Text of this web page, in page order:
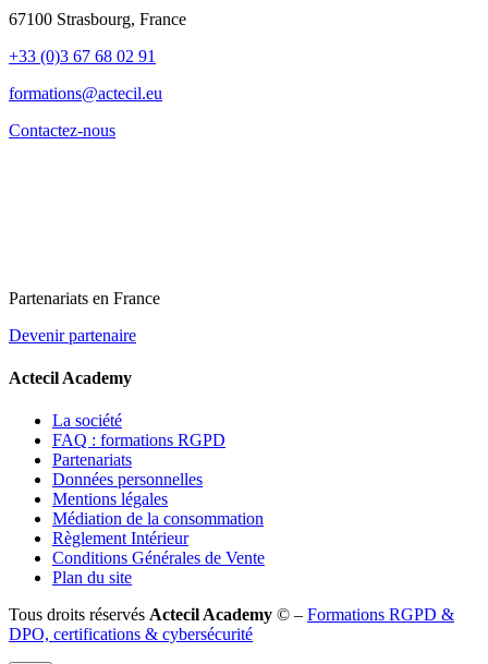
67100 Strasbourg, France
+33 (0)3 67 68 02 91
formations@actecil.eu
Contactez-nous
Partenariats en France
Devenir partenaire
Actecil Academy
La société
FAQ : formations RGPD
Partenariats
Données personnelles
Mentions légales
Médiation de la consommation
Règlement Intérieur
Conditions Générales de Vente
Plan du site
Tous droits réservés Actecil Academy © – Formations RGPD &
DPO, certifications & cybersécurité